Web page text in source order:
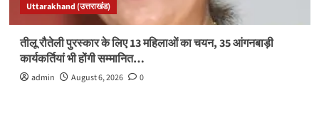
Uttarakhand (उत्तराखंड)
तीलू रौतेली पुरस्कार के लिए 13 महिलाओं का चयन, 35 आंगनबाड़ी
कार्यकर्तियां भी होंगी सम्मानित…
admin August 6, 2026 0